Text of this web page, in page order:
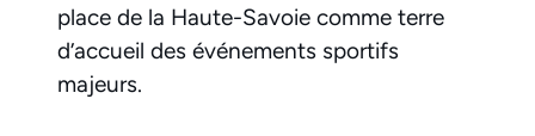
place de la Haute-Savoie comme terre
d’accueil des événements sportifs
majeurs.